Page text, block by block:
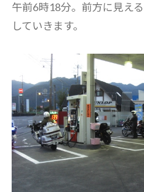
午前6時18分。前方に見え
していきます。